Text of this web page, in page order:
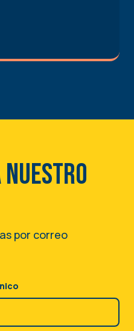
nuestro
por correo